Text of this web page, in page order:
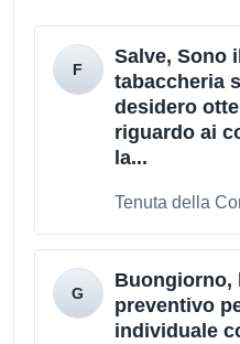
Salve, Sono
tabaccheria
desidero
riguardo ai
la...
Tenuta della
Buongiorno,
preventivo
individuale